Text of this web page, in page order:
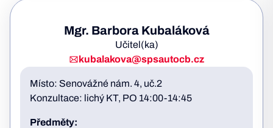
Mgr. Barbora Kubaláková
Učitel(ka)
kubalakova@spsautocb.cz
Místo: Senovážné nám. 4, uč.2
Konzultace: lichý KT, PO 14:00-14:45
Předměty: